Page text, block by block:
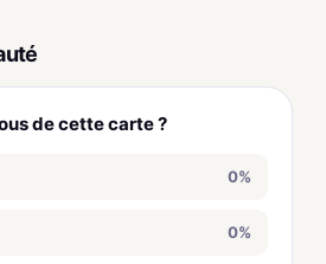
de cette carte ?
0%
0%